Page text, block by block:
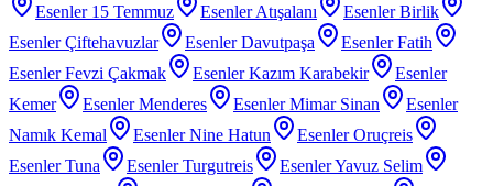
Esenler 15 Temmuz
Esenler Atışalanı
Esenler Birlik
Esenler Çiftehavuzlar
Esenler Davutpaşa
Esenler Fatih
Esenler Fevzi Çakmak
Esenler Kazım Karabekir
Esenler
Kemer
Esenler Menderes Esenler Mimar Sinan
Esenler
Namık Kemal
Esenler Nine Hatun
Esenler Oruçreis
Esenler Tuna
Esenler Turgutreis
Esenler Yavuz Selim